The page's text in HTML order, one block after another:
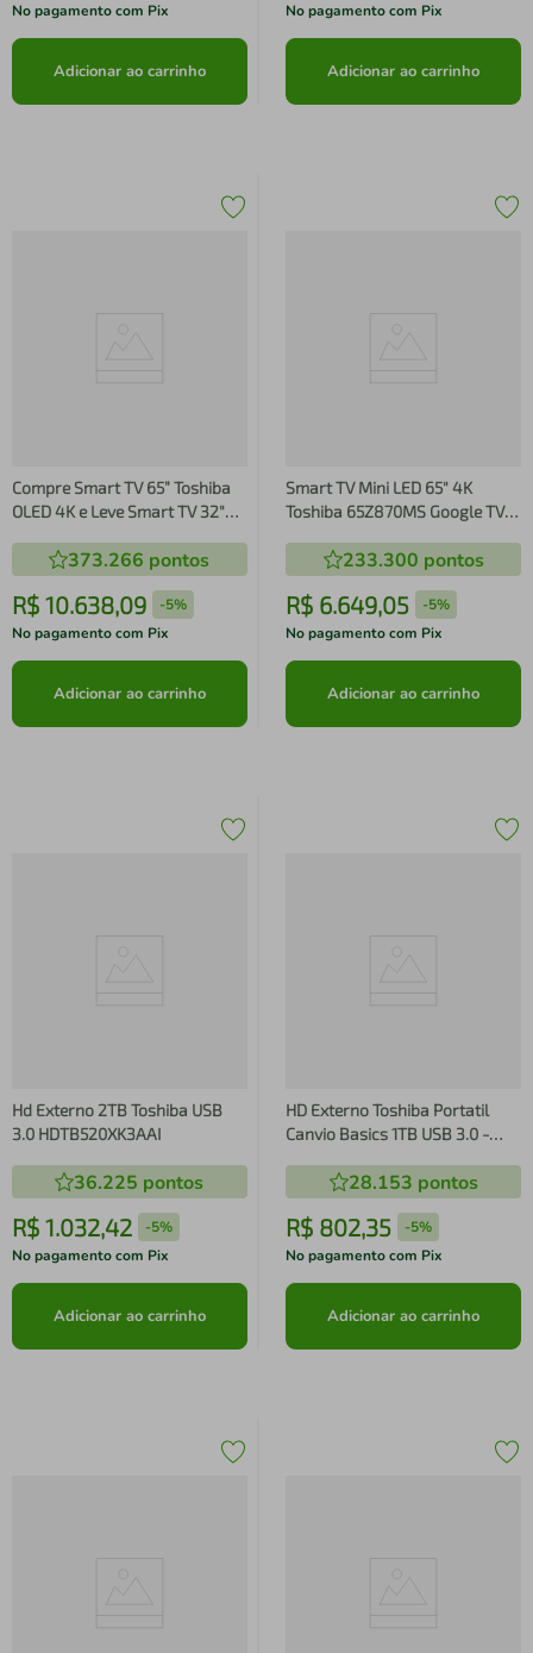
No pagamento com Pix
Adicionar ao carrinho
No pagamento com Pix
Adicionar ao carrinho
Compre Smart TV 65” Toshiba
OLED 4K e Leve Smart TV 32"
TB0183MK373.266 pontos
R$ 10.638,09 -5%
No pagamento com Pix
Adicionar ao carrinho
Smart TV Mini LED 65" 4K
Toshiba 65Z870MS Google TV
TB019M233.300 pontos
R$ 6.649,05 -5%
No pagamento com Pix
Adicionar ao carrinho
Hd Externo 2TB Toshiba USB
3.0 HDTB520XK3AAI
36.225 pontos
R$ 1.032,42 -5%
No pagamento com Pix
Adicionar ao carrinho
HD Externo Toshiba Portatil
Canvio Basics 1TB USB 3.0 -
28.153 pontos
R$ 802,35 -5%
No pagamento com Pix
Adicionar ao carrinho